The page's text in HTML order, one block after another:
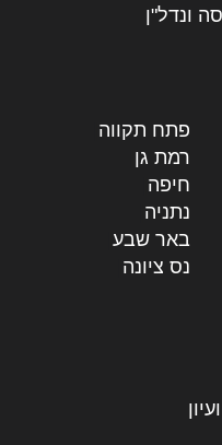
ונדל"ן
פתח תקווה
רמת גן
חיפה
נתניה
באר שבע
נס ציונה